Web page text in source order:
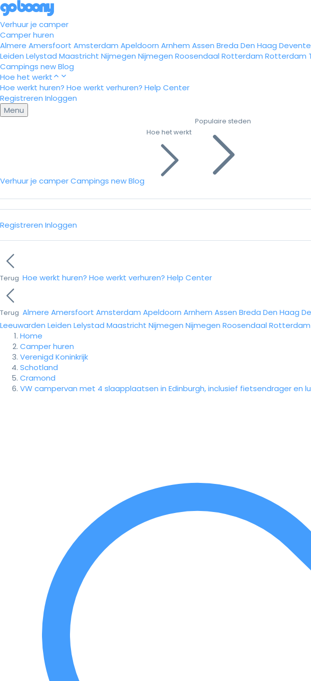
Verhuur je camper
Camper huren
Almere Amersfoort Amsterdam Apeldoorn Arnhem Assen Breda Den Haag
Leiden Lelystad Maastricht Nijmegen Nijmegen Roosendaal Rotterdam Rotterdam
Campings newBlog
Hoe het werkt
Hoe werkt huren? Hoe werkt verhuren? Help Center
Registreren Inloggen
Menu
Verhuur je camperCampings newBlog
Hoe het werkt
Populaire steden
Registreren Inloggen
Terug Hoe werkt huren? Hoe werkt verhuren? Help Center
Terug Almere Amersfoort Amsterdam Apeldoorn Arnhem Assen Breda Den Haag
Leeuwarden Leiden Lelystad Maastricht Nijmegen Nijmegen Roosendaal Rotterdam
Home
Camper huren
Verenigd Koninkrijk
Schotland
Cramond
VW campervan met 4 slaapplaatsen in Edinburgh, inclusief fietsendrager en